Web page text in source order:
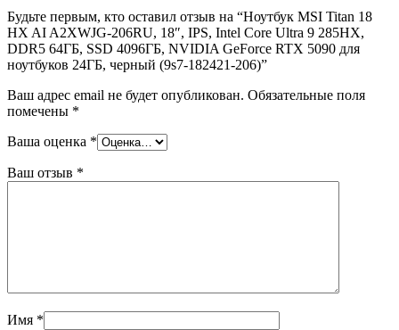
Будьте первым, кто оставил отзыв на “Ноутбук MSI Titan 18
HX AI A2XWJG-206RU, 18″, IPS, Intel Core Ultra 9 285HX,
DDR5 64ГБ, SSD 4096ГБ, NVIDIA GeForce RTX 5090 для
ноутбуков 24ГБ, черный (9s7-182421-206)”
Ваш адрес email не будет опубликован. Обязательные поля
помечены *
Ваша оценка *
Ваш отзыв *
Имя *